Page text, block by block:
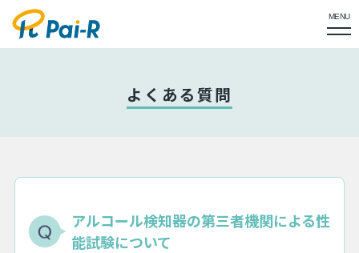
MENU
よくある質問
アルコール検知器の第三者機関による性
能試験について